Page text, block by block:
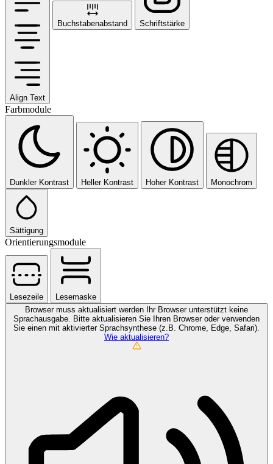
Align Text
Buchstabenabstand Schriftstärke
Farbmodule
Dunkler Kontrast Heller Kontrast Hoher Kontrast Monochrom
Sättigung
Orientierungsmodule
Lesezeile
Lesemaske
Browser muss aktualisiert werden Ihr Browser unterstützt keine
Sprachausgabe. Bitte aktualisieren Sie Ihren Browser oder verwenden
Sie einen mit aktivierter Sprachsynthese (z.B. Chrome, Edge, Safari).
Wie aktualisieren?